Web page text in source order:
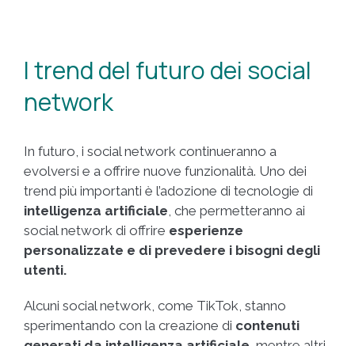
I trend del futuro dei social
network
In futuro, i social network continueranno a
evolversi e a offrire nuove funzionalità. Uno dei
trend più importanti è l’adozione di tecnologie di
intelligenza artificiale , che permetteranno ai
social network di offrire esperienze
personalizzate e di prevedere i bisogni degli
utenti.
Alcuni social network, come TikTok, stanno
sperimentando con la creazione di contenuti